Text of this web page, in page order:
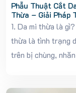
Phẫu Thuật Cắt
Thừa – Giải Pháp
Đôi Mắt Hiệu Quả
1. Da mi thừa là
thừa là tình trạng
trên bị chùng,